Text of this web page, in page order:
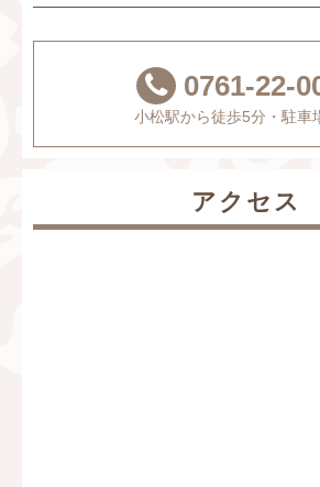
0761-22-
小松駅から徒歩5分・駐車
アクセス